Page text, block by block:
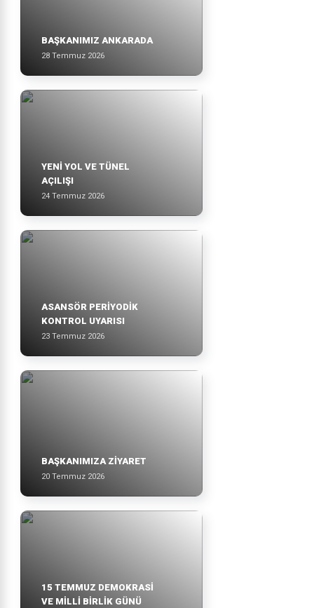
BAŞKANIMIZ ANKARADA
28 Temmuz 2026
YENİ YOL VE TÜNEL
AÇILIŞI
24 Temmuz 2026
ASANSÖR PERİYODİK
KONTROL UYARISI
23 Temmuz 2026
BAŞKANIMIZA ZİYARET
20 Temmuz 2026
15 TEMMUZ DEMOKRASİ
VE MİLLİ BİRLİK GÜNÜ